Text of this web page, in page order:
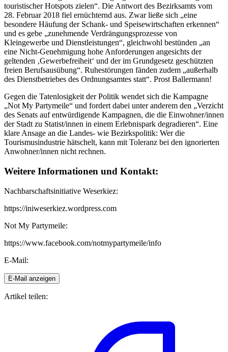
touristischer Hotspots zielen“. Die Antwort des Bezirksamts vom
28. Februar 2018 fiel ernüchternd aus. Zwar ließe sich „eine
besondere Häufung der Schank- und Speisewirtschaften erkennen“
und es gebe „zunehmende Verdrängungsprozesse von
Kleingewerbe und Dienstleistungen“, gleichwohl bestünden „an
eine Nicht-Genehmigung hohe Anforderungen angesichts der
geltenden ‚Gewerbefreiheit‘ und der im Grundgesetz geschützten
freien Berufsausübung“. Ruhestörungen fänden zudem „außerhalb
des Dienstbetriebes des Ordnungsamtes statt“. Prost Ballermann!
Gegen die Tatenlosigkeit der Politik wendet sich die Kampagne
„Not My Partymeile“ und fordert dabei unter anderem den „Verzicht
des Senats auf entwürdigende Kampagnen, die die Einwohner/innen
der Stadt zu Statist/innen in einem Erlebnispark degradieren“. Eine
klare Ansage an die Landes- wie Bezirkspolitik: Wer die
Tourismusindustrie hätschelt, kann mit Toleranz bei den ignorierten
Anwohner/innen nicht rechnen.
Weitere Informationen und Kontakt:
Nachbarschaftsinitiative Weserkiez:
https://iniweserkiez.wordpress.com
Not My Partymeile:
https://www.facebook.com/notmypartymeile/info
E-Mail:
E-Mail anzeigen
Artikel teilen: